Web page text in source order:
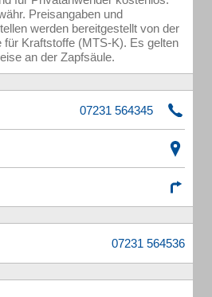
Preisangaben und
werden bereitgestellt von der
Kraftstoffe (MTS-K). Es gelten
an der Zapfsäule.